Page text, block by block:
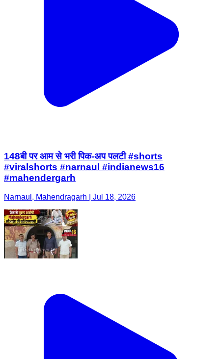
148बी पर आम से भरी पिक-अप पलटी #shorts
#viralshorts #narnaul #indianews16
#mahendergarh
Narnaul, Mahendragarh | Jul 18, 2026